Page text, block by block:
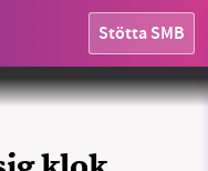
Stötta SMB
skogen. Något att värna!Foto: Leif Öster